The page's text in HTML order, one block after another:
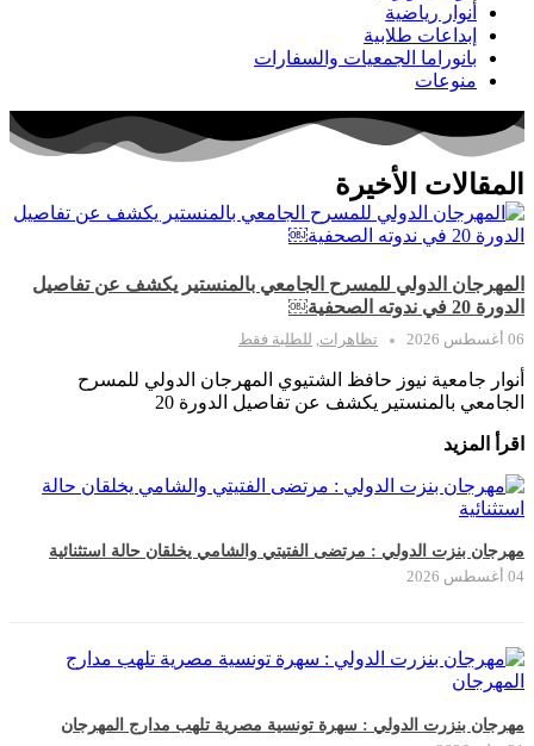
أنوار رياضية
إبداعات طلابية
بانوراما الجمعيات والسفارات
منوعات
المقالات الأخيرة
المهرجان الدولي للمسرح الجامعي بالمنستير يكشف عن تفاصيل
الدورة 20 في ندوته الصحفية￼
06 أغسطس 2026 تظاهرات للطلبة فقط
أنوار جامعية نيوز حافظ الشتيوي المهرجان الدولي للمسرح
الجامعي بالمنستير يكشف عن تفاصيل الدورة 20
اقرأ المزيد
مهرجان بنزت الدولي : مرتضى الفتيتي والشامي يخلقان حالة استثنائية
04 أغسطس 2026
مهرجان بنزرت الدولي : سهرة تونسية مصرية تلهب مدارج المهرجان